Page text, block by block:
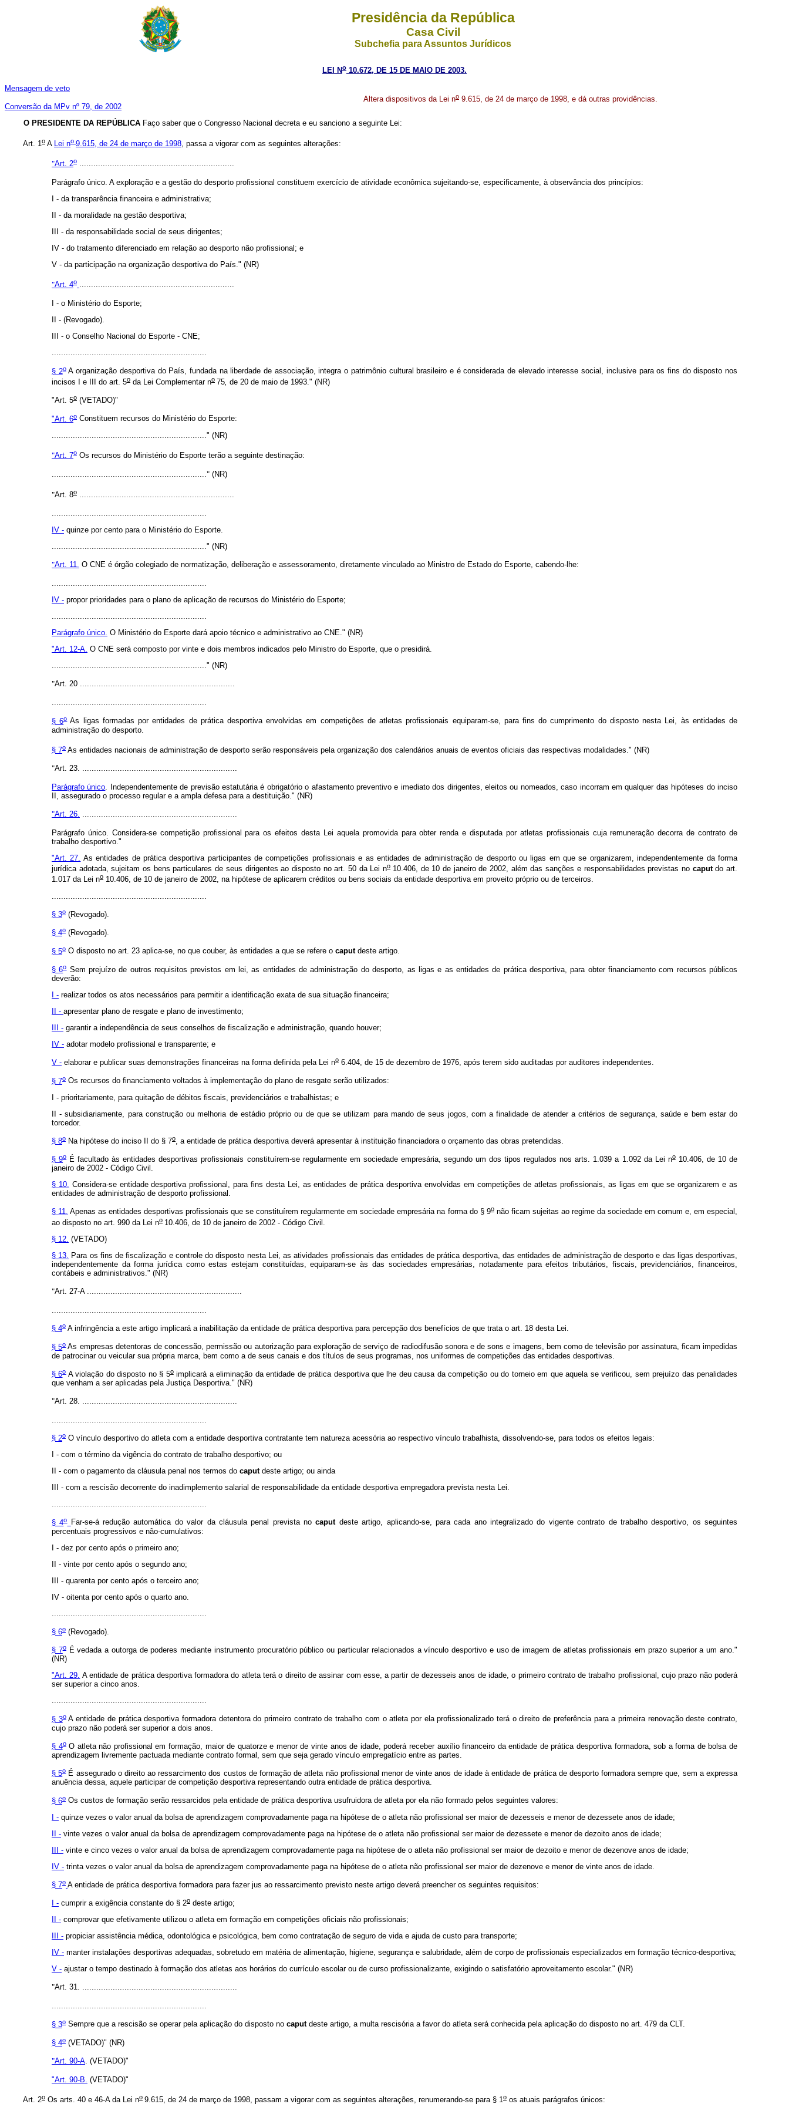
Presidência da República
Casa Civil
Subchefia para Assuntos Jurídicos
LEI No 10.672, DE 15 DE MAIO DE 2003.
Mensagem de veto
Conversão da MPv nº 79, de 2002
Altera dispositivos da Lei no 9.615, de 24 de março de 1998, e dá outras providências.
O PRESIDENTE DA REPÚBLICA Faço saber que o Congresso Nacional decreta e eu sanciono a seguinte Lei:
Art. 1 o A Lei no 9.615, de 24 de março de 1998 , passa a vigorar com as seguintes alterações:
"Art. 2o ..................................................................
Parágrafo único. A exploração e a gestão do desporto profissional constituem exercício de atividade econômica sujeitando-se, especificamente, à observância dos princípios:
I - da transparência financeira e administrativa;
II - da moralidade na gestão desportiva;
III - da responsabilidade social de seus dirigentes;
IV - do tratamento diferenciado em relação ao desporto não profissional; e
V - da participação na organização desportiva do País." (NR)
"Art. 4o ..................................................................
I - o Ministério do Esporte;
II - (Revogado).
III - o Conselho Nacional do Esporte - CNE;
..................................................................
§ 2oA organização desportiva do País, fundada na liberdade de associação, integra o patrimônio cultural brasileiro e é considerada de elevado interesse social, inclusive para os fins do disposto nos
incisos I e III do art. 5o da Lei Complementar no 75, de 20 de maio de 1993." (NR)
"Art. 5o (VETADO)"
"Art. 6o Constituem recursos do Ministério do Esporte:
.................................................................." (NR)
"Art. 7o Os recursos do Ministério do Esporte terão a seguinte destinação:
.................................................................." (NR)
"Art. 8o ..................................................................
..................................................................
IV - quinze por cento para o Ministério do Esporte.
.................................................................." (NR)
"Art. 11. O CNE é órgão colegiado de normatização, deliberação e assessoramento, diretamente vinculado ao Ministro de Estado do Esporte, cabendo-lhe:
..................................................................
IV - propor prioridades para o plano de aplicação de recursos do Ministério do Esporte;
..................................................................
Parágrafo único. O Ministério do Esporte dará apoio técnico e administrativo ao CNE." (NR)
"Art. 12-A. O CNE será composto por vinte e dois membros indicados pelo Ministro do Esporte, que o presidirá.
.................................................................." (NR)
"Art. 20 ..................................................................
..................................................................
§ 6oAs ligas formadas por entidades de prática desportiva envolvidas em competições de atletas profissionais equiparam-se, para fins do cumprimento do disposto nesta Lei, às entidades de
administração do desporto.
§ 7o As entidades nacionais de administração de desporto serão responsáveis pela organização dos calendários anuais de eventos oficiais das respectivas modalidades." (NR)
"Art. 23. ..................................................................
Parágrafo único. Independentemente de previsão estatutária é obrigatório o afastamento preventivo e imediato dos dirigentes, eleitos ou nomeados, caso incorram em qualquer das hipóteses do inciso
II, assegurado o processo regular e a ampla defesa para a destituição." (NR)
"Art. 26. ..................................................................
Parágrafo único. Considera-se competição profissional para os efeitos desta Lei aquela promovida para obter renda e disputada por atletas profissionais cuja remuneração decorra de contrato de
trabalho desportivo."
"Art. 27. As entidades de prática desportiva participantes de competições profissionais e as entidades de administração de desporto ou ligas em que se organizarem, independentemente da forma
jurídica adotada, sujeitam os bens particulares de seus dirigentes ao disposto no art. 50 da Lei no 10.406, de 10 de janeiro de 2002, além das sanções e responsabilidades previstas no caput do art.
1.017 da Lei no 10.406, de 10 de janeiro de 2002, na hipótese de aplicarem créditos ou bens sociais da entidade desportiva em proveito próprio ou de terceiros.
§ 3o (Revogado).
§ 4o (Revogado).
§ 5o O disposto no art. 23 aplica-se, no que couber, às entidades a que se refere o caput deste artigo.
§ 6oSem prejuízo de outros requisitos previstos em lei, as entidades de administração do desporto, as ligas e as entidades de prática desportiva, para obter financiamento com recursos públicos
deverão:
I - realizar todos os atos necessários para permitir a identificação exata de sua situação financeira;
II - apresentar plano de resgate e plano de investimento;
III - garantir a independência de seus conselhos de fiscalização e administração, quando houver;
IV - adotar modelo profissional e transparente; e
V - elaborar e publicar suas demonstrações financeiras na forma definida pela Lei no 6.404, de 15 de dezembro de 1976, após terem sido auditadas por auditores independentes.
§ 7o Os recursos do financiamento voltados à implementação do plano de resgate serão utilizados:
I - prioritariamente, para quitação de débitos fiscais, previdenciários e trabalhistas; e
II - subsidiariamente, para construção ou melhoria de estádio próprio ou de que se utilizam para mando de seus jogos, com a finalidade de atender a critérios de segurança, saúde e bem estar do
torcedor.
§ 8o Na hipótese do inciso II do § 7o, a entidade de prática desportiva deverá apresentar à instituição financiadora o orçamento das obras pretendidas.
§ 9oÉ facultado às entidades desportivas profissionais constituírem-se regularmente em sociedade empresária, segundo um dos tipos regulados nos arts. 1.039 a 1.092 da Lei no10.406, de 10 de
janeiro de 2002 - Código Civil.
§ 10. Considera-se entidade desportiva profissional, para fins desta Lei, as entidades de prática desportiva envolvidas em competições de atletas profissionais, as ligas em que se organizarem e as
entidades de administração de desporto profissional.
§ 11. Apenas as entidades desportivas profissionais que se constituírem regularmente em sociedade empresária na forma do § 9onão ficam sujeitas ao regime da sociedade em comum e, em especial,
ao disposto no art. 990 da Lei no 10.406, de 10 de janeiro de 2002 - Código Civil.
§ 12. (VETADO)
§ 13.
Para os fins de fiscalização e controle do disposto nesta Lei, as atividades profissionais das entidades de prática desportiva, das entidades de administração de desporto e das ligas desportivas,
independentemente da forma jurídica como estas estejam constituídas, equiparam-se às das sociedades empresárias, notadamente para efeitos tributários, fiscais, previdenciários, financeiros,
contábeis e administrativos." (NR)
"Art. 27-A ..................................................................
§ 4o A infringência a este artigo implicará a inabilitação da entidade de prática desportiva para percepção dos benefícios de que trata o art. 18 desta Lei.
§ 5oAs empresas detentoras de concessão, permissão ou autorização para exploração de serviço de radiodifusão sonora e de sons e imagens, bem como de televisão por assinatura, ficam impedidas
de patrocinar ou veicular sua própria marca, bem como a de seus canais e dos títulos de seus programas, nos uniformes de competições das entidades desportivas.
§ 6oA violação do disposto no § 5oimplicará a eliminação da entidade de prática desportiva que lhe deu causa da competição ou do torneio em que aquela se verificou, sem prejuízo das penalidades
que venham a ser aplicadas pela Justiça Desportiva." (NR)
"Art. 28. ..................................................................
§ 2o O vínculo desportivo do atleta com a entidade desportiva contratante tem natureza acessória ao respectivo vínculo trabalhista, dissolvendo-se, para todos os efeitos legais:
I - com o término da vigência do contrato de trabalho desportivo; ou
II - com o pagamento da cláusula penal nos termos do caputdeste artigo; ou ainda
III - com a rescisão decorrente do inadimplemento salarial de responsabilidade da entidade desportiva empregadora prevista nesta Lei.
..................................................................
§ 4o Far-se-á redução automática do valor da cláusula penal prevista nocaputdeste artigo, aplicando-se, para cada ano integralizado do vigente contrato de trabalho desportivo, os seguintes
percentuais progressivos e não-cumulativos:
I - dez por cento após o primeiro ano;
II - vinte por cento após o segundo ano;
III - quarenta por cento após o terceiro ano;
IV - oitenta por cento após o quarto ano.
§ 6o (Revogado).
§ 7oÉ vedada a outorga de poderes mediante instrumento procuratório público ou particular relacionados a vínculo desportivo e uso de imagem de atletas profissionais em prazo superior a um ano."
(NR)
"Art. 29. A entidade de prática desportiva formadora do atleta terá o direito de assinar com esse, a partir de dezesseis anos de idade, o primeiro contrato de trabalho profissional, cujo prazo não poderá
ser superior a cinco anos.
..................................................................
§ 3oA entidade de prática desportiva formadora detentora do primeiro contrato de trabalho com o atleta por ela profissionalizado terá o direito de preferência para a primeira renovação deste contrato,
cujo prazo não poderá ser superior a dois anos.
§ 4oO atleta não profissional em formação, maior de quatorze e menor de vinte anos de idade, poderá receber auxílio financeiro da entidade de prática desportiva formadora, sob a forma de bolsa de
aprendizagem livremente pactuada mediante contrato formal, sem que seja gerado vínculo empregatício entre as partes.
§ 5oÉ assegurado o direito ao ressarcimento dos custos de formação de atleta não profissional menor de vinte anos de idade à entidade de prática de desporto formadora sempre que, sem a expressa
anuência dessa, aquele participar de competição desportiva representando outra entidade de prática desportiva.
§ 6o Os custos de formação serão ressarcidos pela entidade de prática desportiva usufruidora de atleta por ela não formado pelos seguintes valores:
I - quinze vezes o valor anual da bolsa de aprendizagem comprovadamente paga na hipótese de o atleta não profissional ser maior de dezesseis e menor de dezessete anos de idade;
II - vinte vezes o valor anual da bolsa de aprendizagem comprovadamente paga na hipótese de o atleta não profissional ser maior de dezessete e menor de dezoito anos de idade;
III - vinte e cinco vezes o valor anual da bolsa de aprendizagem comprovadamente paga na hipótese de o atleta não profissional ser maior de dezoito e menor de dezenove anos de idade;
IV - trinta vezes o valor anual da bolsa de aprendizagem comprovadamente paga na hipótese de o atleta não profissional ser maior de dezenove e menor de vinte anos de idade.
§ 7o A entidade de prática desportiva formadora para fazer jus ao ressarcimento previsto neste artigo deverá preencher os seguintes requisitos:
I - cumprir a exigência constante do § 2o deste artigo;
II - comprovar que efetivamente utilizou o atleta em formação em competições oficiais não profissionais;
III - propiciar assistência médica, odontológica e psicológica, bem como contratação de seguro de vida e ajuda de custo para transporte;
IV - manter instalações desportivas adequadas, sobretudo em matéria de alimentação, higiene, segurança e salubridade, além de corpo de profissionais especializados em formação técnico-desportiva;
V - ajustar o tempo destinado à formação dos atletas aos horários do currículo escolar ou de curso profissionalizante, exigindo o satisfatório aproveitamento escolar." (NR)
"Art. 31. ..................................................................
..................................................................
§ 3o Sempre que a rescisão se operar pela aplicação do disposto no caput deste artigo, a multa rescisória a favor do atleta será conhecida pela aplicação do disposto no art. 479 da CLT.
§ 4o (VETADO)" (NR)
"Art. 90-A . (VETADO)"
"Art. 90-B. (VETADO)"
Art. 2o Os arts. 40 e 46-A da Lei no 9.615, de 24 de março de 1998, passam a vigorar com as seguintes alterações, renumerando-se para § 1o os atuais parágrafos únicos: